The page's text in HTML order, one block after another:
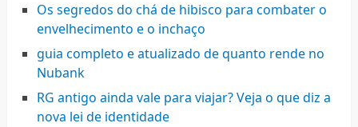
Os segredos do chá de hibisco para combater o
envelhecimento e o inchaço
guia completo e atualizado de quanto rende no
Nubank
RG antigo ainda vale para viajar? Veja o que diz a
nova lei de identidade